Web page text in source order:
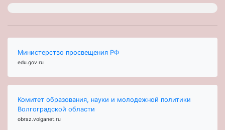
Министерство просвещения РФ
edu.gov.ru
Комитет образования, науки и молодежной политики
Волгоградской области
obraz.volganet.ru